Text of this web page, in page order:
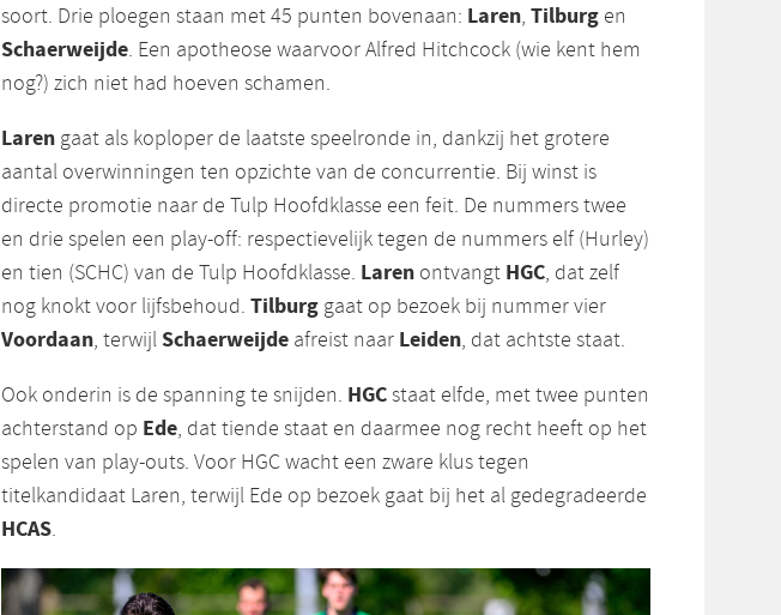
soort. Drie ploegen staan met 45 punten bovenaan: Laren, Tilburg en
Schaerweijde. Een apotheose waarvoor Alfred Hitchcock (wie kent hem
nog?) zich niet had hoeven schamen.
Laren gaat als koploper de laatste speelronde in, dankzij het grotere
aantal overwinningen ten opzichte van de concurrentie. Bij winst is
directe promotie naar de Tulp Hoofdklasse een feit. De nummers twee
en drie spelen een play-off: respectievelijk tegen de nummers elf (Hurley)
en tien (SCHC) van de Tulp Hoofdklasse. Laren ontvangt HGC, dat zelf
nog knokt voor lijfsbehoud. Tilburg gaat op bezoek bij nummer vier
Voordaan, terwijlSchaerweijde afreist naar Leiden, dat achtste staat.
Ook onderin is de spanning te snijden. HGCstaat elfde, met twee punten
achterstand op Ede, dat tiende staat en daarmee nog recht heeft op het
spelen van play-outs. Voor HGC wacht een zware klus tegen
titelkandidaat Laren, terwijl Ede op bezoek gaat bij het al gedegradeerde
HCAS.